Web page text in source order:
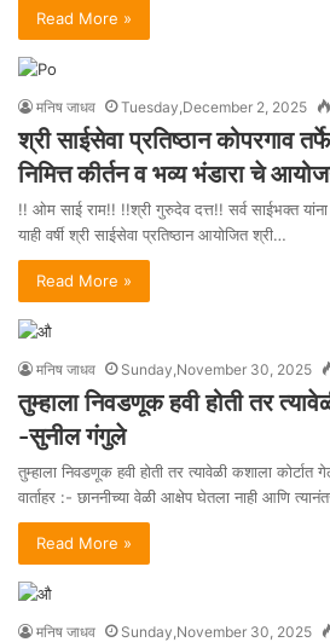
Read More »
मनिष जाधव Tuesday,December 2, 2025
श्री साईसेवा प्रतिष्ठान कोपरगाव
निमित्त कीर्तन व भव्य भंडारा चे
!! ओम साई राम!! !!श्री गुरुदेव दत्त!! सर्व साईभक्त यांना
याही वर्षी श्री साईसेवा प्रतिष्ठान आयोजित श्री…
Read More »
मनिष जाधव Sunday,November 30, 2025
तुम्हाला निवडणूक हवी होती तर
-सुनील गंगुले
तुम्हाला निवडणूक हवी होती तर त्यावेळी कशाला
वार्ताहर :- छाननीच्या वेळी आक्षेप घेतला नाही आणि
Read More »
मनिष जाधव Sunday,November 30, 2025